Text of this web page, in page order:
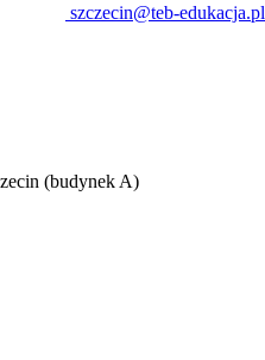
szczecin@teb-edukacja.pl
(budynek A)